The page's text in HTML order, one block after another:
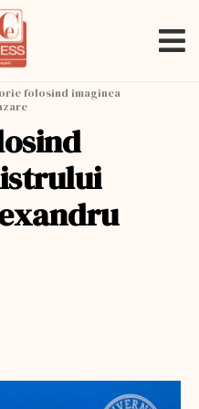
folosind imaginea